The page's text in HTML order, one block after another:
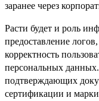
заранее через
Расти будет и роль
предоставление
корректность
персональных
подтверждающих
сертификации и